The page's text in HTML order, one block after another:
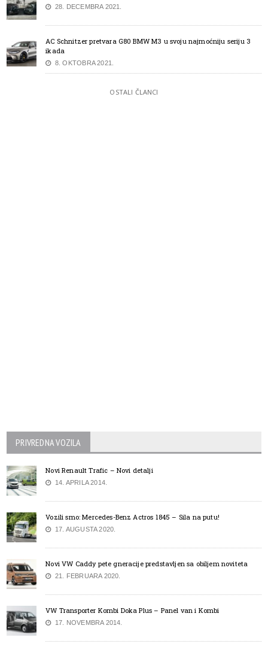
28. DECEMBRA 2021.
AC Schnitzer pretvara G80 BMW M3 u svoju najmoćniju seriju 3
ikada
8. OKTOBRA 2021.
OSTALI ČLANCI
PRIVREDNA VOZILA
Novi Renault Trafic – Novi detalji
14. APRILA 2014.
Vozili smo: Mercedes-Benz Actros 1845 – Sila na putu!
17. AUGUSTA 2020.
Novi VW Caddy pete gneracije predstavljen sa obiljem noviteta
21. FEBRUARA 2020.
VW Transporter Kombi Doka Plus – Panel van i Kombi
17. NOVEMBRA 2014.